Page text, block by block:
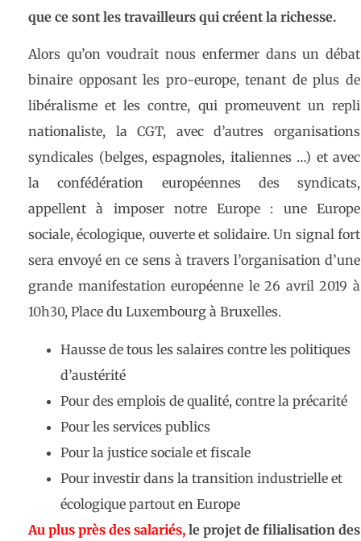
que ce sont les travailleurs qui créent la richesse.
Alors qu’on voudrait nous enfermer dans un débat
binaire opposant les pro-europe, tenant de plus de
libéralisme et les contre, qui promeuvent un repli
nationaliste, la CGT, avec d’autres organisations
syndicales (belges, espagnoles, italiennes …) et avec
la confédération européennes des syndicats,
appellent à imposer notre Europe : une Europe
sociale, écologique, ouverte et solidaire. Un signal fort
sera envoyé en ce sens à travers l’organisation d’une
grande manifestation européenne le26 avril 2019 à
10h30, Place du Luxembourg à Bruxelles.
Hausse de tous les salaires contre les politiques
d’austérité
Pour des emplois de qualité, contre la précarité
Pour les services publics
Pour la justice sociale et fiscale
Pour investir dans la transition industrielle et
écologique partout en Europe
Au plus près des salariés, le projet de filialisation des